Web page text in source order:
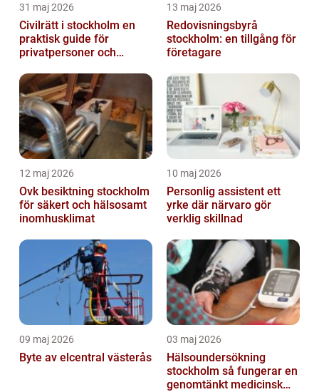
31 maj 2026
Civilrätt i stockholm en
praktisk guide för
privatpersoner och
13 maj 2026
Redovisningsbyrå
stockholm: en tillgång för
företagare
12 maj 2026
Ovk besiktning stockholm
för säkert och hälsosamt
inomhusklimat
10 maj 2026
Personlig assistent ett
yrke där närvaro gör
verklig skillnad
09 maj 2026
Byte av elcentral västerås
03 maj 2026
Hälsoundersökning
stockholm så fungerar en
genomtänkt medicinsk